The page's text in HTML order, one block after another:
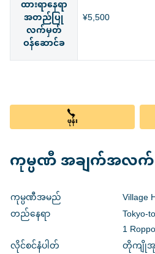
ထားရာနေရာ
အတည်ပြု
လက်မှတ်
ဝန်ဆောင်ခ
¥5,500
ဖုန်း
ကုမ္ပဏီ အချက်အလက်
ကုမ္ပဏီအမည်
Village
တည်နေရာ
Tokyo-
1
လိုင်စင်နံပါတ်
တိုကျိုအု